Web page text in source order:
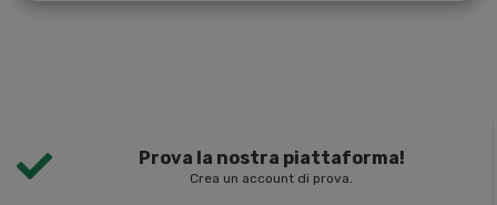
Prova la nostra piattaforma!
Crea un account di prova.